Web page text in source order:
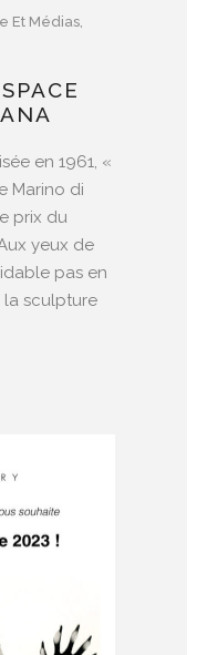
Et Médias,
en 1961, «
Marino di
prix du
yeux de
pas en
la sculpture